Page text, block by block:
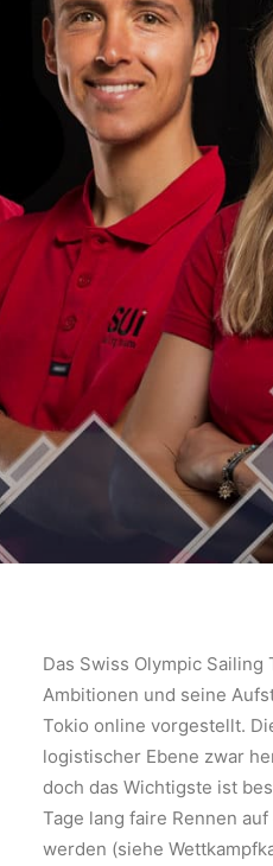
Das Swiss Olympic Sailing
Ambitionen und seine
Tokio online vorgestellt.
logistischer Ebene zwar
doch das Wichtigste ist
Tage lang faire Rennen
werden (siehe